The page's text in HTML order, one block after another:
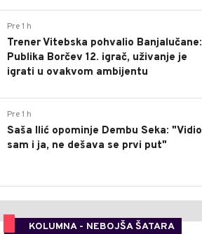
Pre 1 h
Trener Vitebska pohvalio Banjalučane:
Publika Borčev 12. igrač, uživanje je
igrati u ovakvom ambijentu
Pre 1 h
Saša Ilić opominje Dembu Seka: "Vidio
sam i ja, ne dešava se prvi put"
KOLUMNA - NEBOJŠA ŠATARA